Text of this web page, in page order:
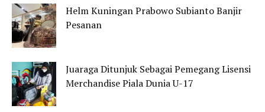
Helm Kuningan Prabowo Subianto Banjir
Pesanan
Juaraga Ditunjuk Sebagai Pemegang Lisensi
Merchandise Piala Dunia U-17